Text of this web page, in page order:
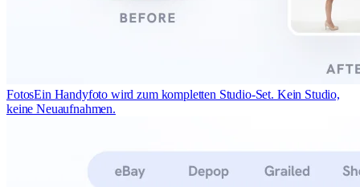
FotosEin Handyfoto wird zum kompletten Studio-Set. Kein Studio,
keine Neuaufnahmen.